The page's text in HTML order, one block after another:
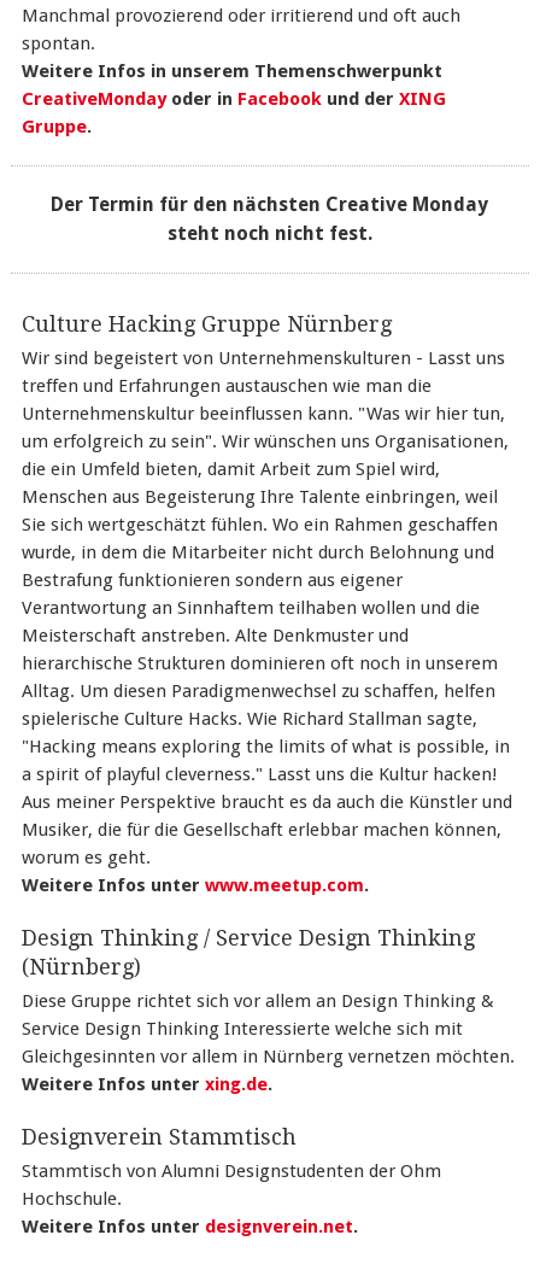
Manchmal provozierend oder irritierend und oft auch
spontan.
Weitere Infos in unserem Themenschwerpunkt
CreativeMondayoder in Facebookund der XING
Gruppe.
Der Termin für den nächsten Creative Monday
steht noch nicht fest.
Culture Hacking Gruppe Nürnberg
Wir sind begeistert von Unternehmenskulturen - Lasst uns
treffen und Erfahrungen austauschen wie man die
Unternehmenskultur beeinflussen kann. "Was wir hier tun,
um erfolgreich zu sein". Wir wünschen uns Organisationen,
die ein Umfeld bieten, damit Arbeit zum Spiel wird,
Menschen aus Begeisterung Ihre Talente einbringen, weil
Sie sich wertgeschätzt fühlen. Wo ein Rahmen geschaffen
wurde, in dem die Mitarbeiter nicht durch Belohnung und
Bestrafung funktionieren sondern aus eigener
Verantwortung an Sinnhaftem teilhaben wollen und die
Meisterschaft anstreben. Alte Denkmuster und
hierarchische Strukturen dominieren oft noch in unserem
Alltag. Um diesen Paradigmenwechsel zu schaffen, helfen
spielerische Culture Hacks. Wie Richard Stallman sagte,
"Hacking means exploring the limits of what is possible, in
a spirit of playful cleverness." Lasst uns die Kultur hacken!
Aus meiner Perspektive braucht es da auch die Künstler und
Musiker, die für die Gesellschaft erlebbar machen können,
worum es geht.
Weitere Infos unter www.meetup.com.
Design Thinking / Service Design Thinking
(Nürnberg)
Diese Gruppe richtet sich vor allem an Design Thinking &
Service Design Thinking Interessierte welche sich mit
Gleichgesinnten vor allem in Nürnberg vernetzen möchten.
Weitere Infos unter xing.de.
Designverein Stammtisch
Stammtisch von Alumni Designstudenten der Ohm
Hochschule.
Weitere Infos unter designverein.net.